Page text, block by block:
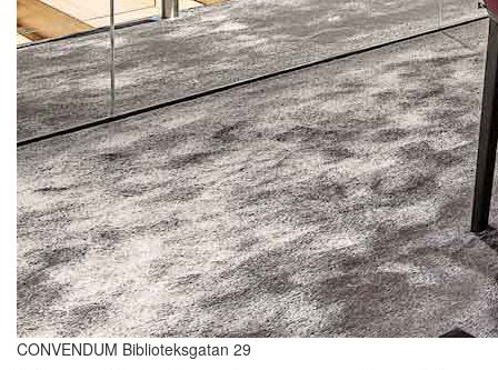
CONVENDUM Biblioteksgatan 29